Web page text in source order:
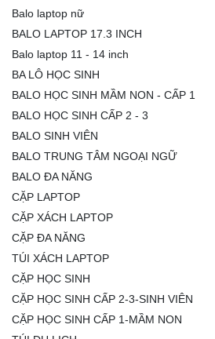
Balo laptop nữ
BALO LAPTOP 17.3 INCH
Balo laptop 11 - 14 inch
BA LÔ HỌC SINH
BALO HỌC SINH MẦM NON - CẤP 1
BALO HỌC SINH CẤP 2 - 3
BALO SINH VIÊN
BALO TRUNG TÂM NGOẠI NGỮ
BALO ĐA NĂNG
CẶP LAPTOP
CẶP XÁCH LAPTOP
CẶP ĐA NĂNG
TÚI XÁCH LAPTOP
CẶP HỌC SINH
CẶP HỌC SINH CẤP 2-3-SINH VIÊN
CẶP HỌC SINH CẤP 1-MẦM NON